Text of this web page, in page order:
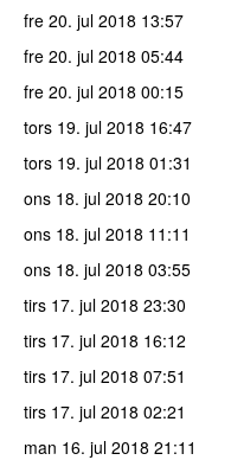
fre 20. jul 2018 13:57
fre 20. jul 2018 05:44
fre 20. jul 2018 00:15
tors 19. jul 2018 16:47
tors 19. jul 2018 01:31
ons 18. jul 2018 20:10
ons 18. jul 2018 11:11
ons 18. jul 2018 03:55
tirs 17. jul 2018 23:30
tirs 17. jul 2018 16:12
tirs 17. jul 2018 07:51
tirs 17. jul 2018 02:21
man 16. jul 2018 21:11